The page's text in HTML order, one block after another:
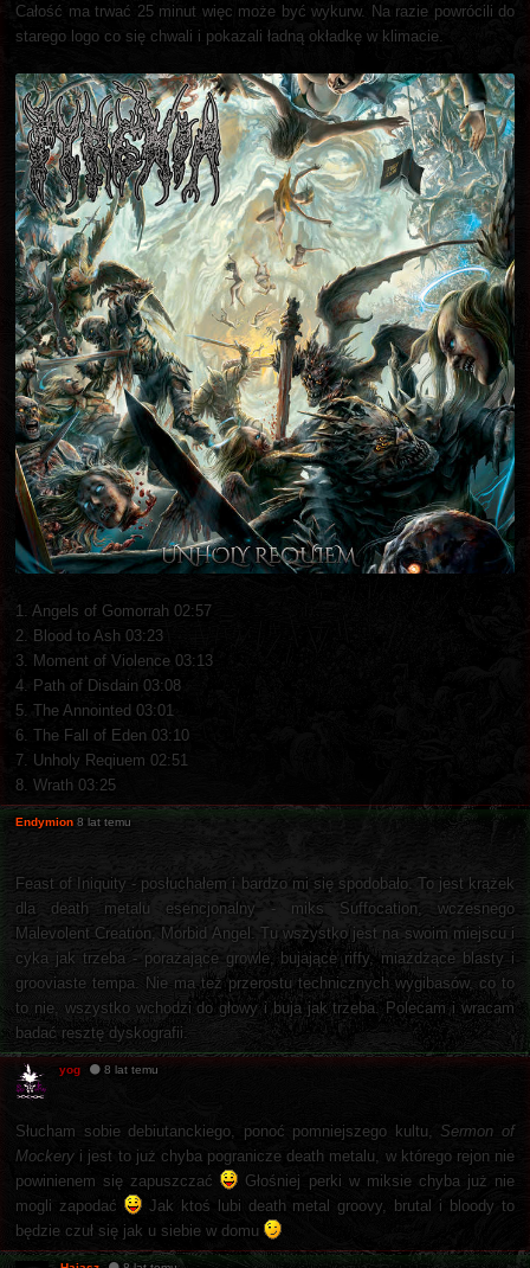
Całość ma trwać 25 minut więc może być wykurw. Na razie powrócili do
starego logo co się chwali i pokazali ładną okładkę w klimacie.
1. Angels of Gomorrah 02:57
2. Blood to Ash 03:23
3. Moment of Violence 03:13
4. Path of Disdain 03:08
5. The Annointed 03:01
6. The Fall of Eden 03:10
7. Unholy Reqiuem 02:51
8. Wrath 03:25
Endymion 8 lat temu
Feast of Iniquity - posłuchałem i bardzo mi się spodobało. To jest krążek
dla death metalu esencjonalny - miks Suffocation, wczesnego
Malevolent Creation, Morbid Angel. Tu wszystko jest na swoim miejscu i
cyka jak trzeba - porażające growle, bujające riffy, miażdżące blasty i
grooviaste tempa. Nie ma też przerostu technicznych wygibasów, co to
to nie, wszystko wchodzi do głowy i buja jak trzeba. Polecam i wracam
badać resztę dyskografii.
yog 8 lat temu
Słucham sobie debiutanckiego, ponoć pomniejszego kultu, Sermon of
Mockery i jest to już chyba pogranicze death metalu, w którego rejon nie
powinienem się zapuszczać
Głośniej perki w miksie chyba już nie
mogli zapodać
Jak ktoś lubi death metal groovy, brutal i bloody to
będzie czuł się jak u siebie w domu